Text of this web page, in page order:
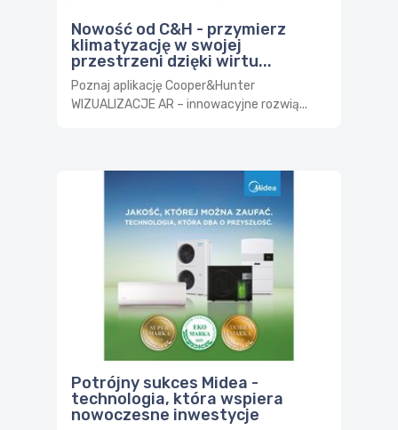
Nowość od C&H - przymierz
klimatyzację w swojej
przestrzeni dzięki wirtu...
Poznaj aplikację Cooper&Hunter
WIZUALIZACJE AR – innowacyjne rozwią...
Potrójny sukces Midea -
technologia, która wspiera
nowoczesne inwestycje